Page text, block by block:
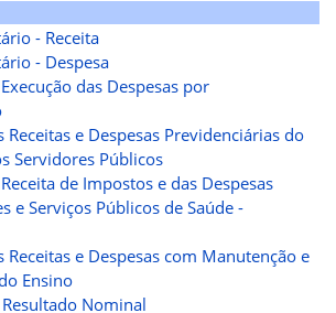
- Receita
- Despesa
das Despesas por
e Despesas Previdenciárias do
Servidores Públicos
de Impostos e das Despesas
e Serviços Públicos de Saúde -
e Despesas com Manutenção e
Ensino
Nominal